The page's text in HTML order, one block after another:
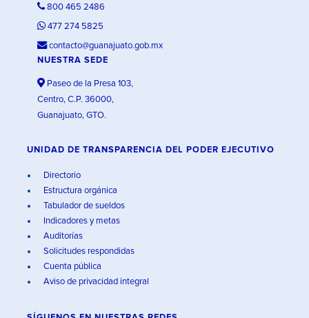
800 465 2486
477 274 5825
contacto@guanajuato.gob.mx
NUESTRA SEDE
Paseo de la Presa 103,
Centro, C.P. 36000,
Guanajuato, GTO.
UNIDAD DE TRANSPARENCIA DEL PODER EJECUTIVO
Directorio
Estructura orgánica
Tabulador de sueldos
Indicadores y metas
Auditorías
Solicitudes respondidas
Cuenta pública
Aviso de privacidad integral